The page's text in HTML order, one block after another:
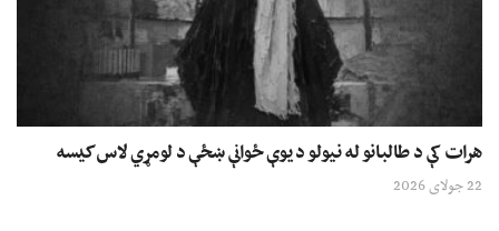
هرات کې د طالبانو له نیولو د یوې ځوانې ښځې د لومړي لاس کیسه
22 جولای 2026